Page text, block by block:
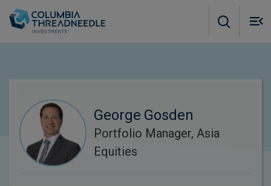
George Gosden
Portfolio Manager, Asia
Equities